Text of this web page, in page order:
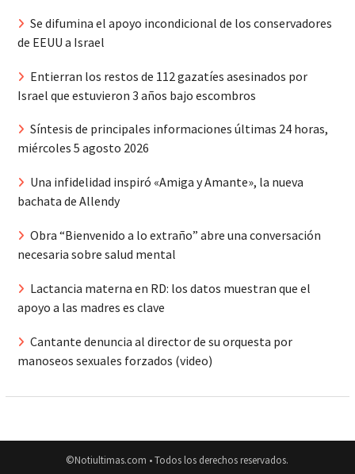
Se difumina el apoyo incondicional de los conservadores
de EEUU a Israel
Entierran los restos de 112 gazatíes asesinados por
Israel que estuvieron 3 años bajo escombros
Síntesis de principales informaciones últimas 24 horas,
miércoles 5 agosto 2026
Una infidelidad inspiró «Amiga y Amante», la nueva
bachata de Allendy
Obra “Bienvenido a lo extraño” abre una conversación
necesaria sobre salud mental
Lactancia materna en RD: los datos muestran que el
apoyo a las madres es clave
Cantante denuncia al director de su orquesta por
manoseos sexuales forzados (video)
©Notiultimas.com • Todos los derechos reservados.